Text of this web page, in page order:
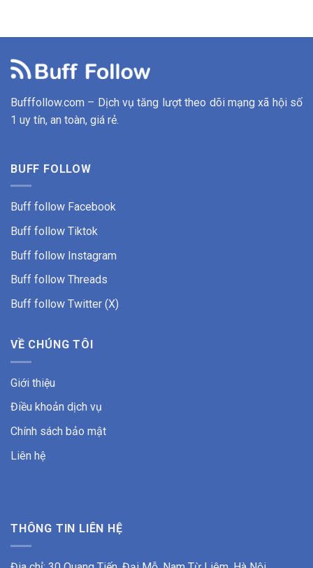
Bufffollow.com – Dịch vụ tăng lượt theo dõi mạng xã hội số
1 uy tín, an toàn, giá rẻ.
BUFF FOLLOW
Buff follow Facebook
Buff follow Tiktok
Buff follow Instagram
Buff follow Threads
Buff follow Twitter (X)
VỀ CHÚNG TÔI
Giới thiệu
Điều khoản dịch vụ
Chính sách bảo mật
Liên hệ
THÔNG TIN LIÊN HỆ